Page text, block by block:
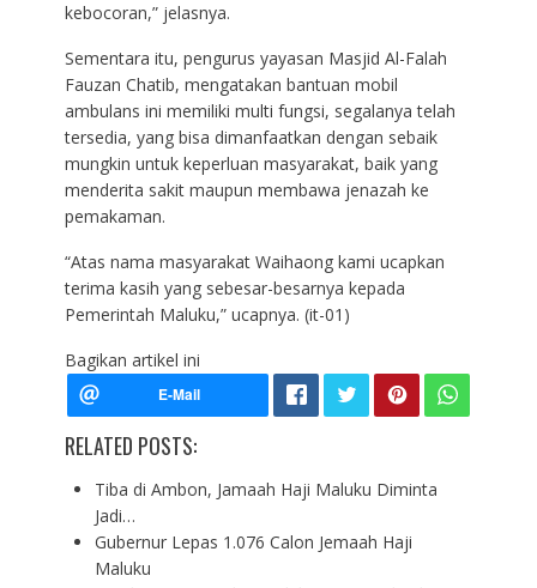
kebocoran,” jelasnya.
Sementara itu, pengurus yayasan Masjid Al-Falah
Fauzan Chatib, mengatakan bantuan mobil
ambulans ini memiliki multi fungsi, segalanya telah
tersedia, yang bisa dimanfaatkan dengan sebaik
mungkin untuk keperluan masyarakat, baik yang
menderita sakit maupun membawa jenazah ke
pemakaman.
“Atas nama masyarakat Waihaong kami ucapkan
terima kasih yang sebesar-besarnya kepada
Pemerintah Maluku,” ucapnya. (it-01)
Bagikan artikel ini
RELATED POSTS:
Tiba di Ambon, Jamaah Haji Maluku Diminta
Jadi…
Gubernur Lepas 1.076 Calon Jemaah Haji
Maluku